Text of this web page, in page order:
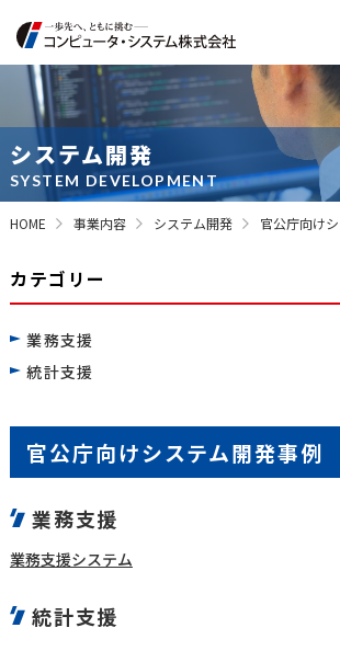
システム開発
SYSTEM DEVELOPMENT
HOME 事業内容 システム開発 官公庁向け
カテゴリー
業務支援
統計支援
官公庁向けシステム開発事例
業務支援
業務支援システム
統計支援